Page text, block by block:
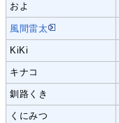
およ
風間雷太
KiKi
キナコ
釧路くき
くにみつ